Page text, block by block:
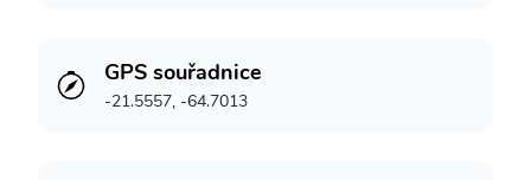
GPS souřadnice
-21.5557, -64.7013